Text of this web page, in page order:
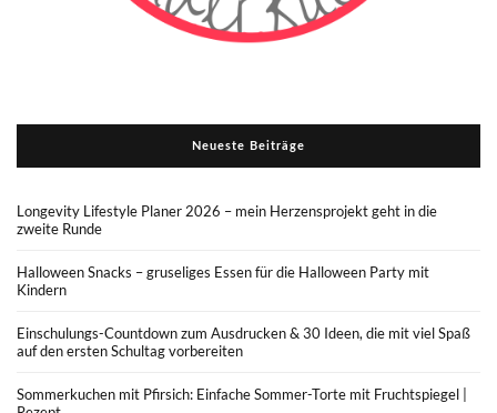
Neueste Beiträge
Longevity Lifestyle Planer 2026 – mein Herzensprojekt geht in die
zweite Runde
Halloween Snacks – gruseliges Essen für die Halloween Party mit
Kindern
Einschulungs-Countdown zum Ausdrucken & 30 Ideen, die mit viel Spaß
auf den ersten Schultag vorbereiten
Sommerkuchen mit Pfirsich: Einfache Sommer-Torte mit Fruchtspiegel |